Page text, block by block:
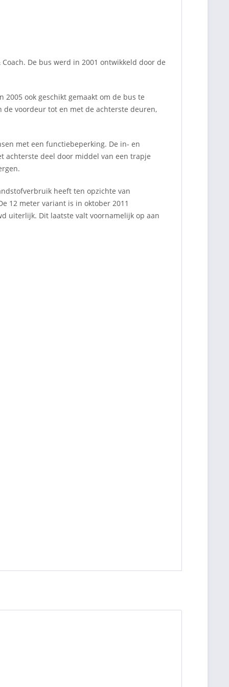
De bus werd in 2001 ontwikkeld door de
2005 ook geschikt gemaakt om de bus te
de voordeur tot en met de achterste deuren,
met een functiebeperking. De in- en
achterste deel door middel van een trapje
heeft ten opzichte van
12 meter variant is in oktober 2011
uiterlijk. Dit laatste valt voornamelijk op aan